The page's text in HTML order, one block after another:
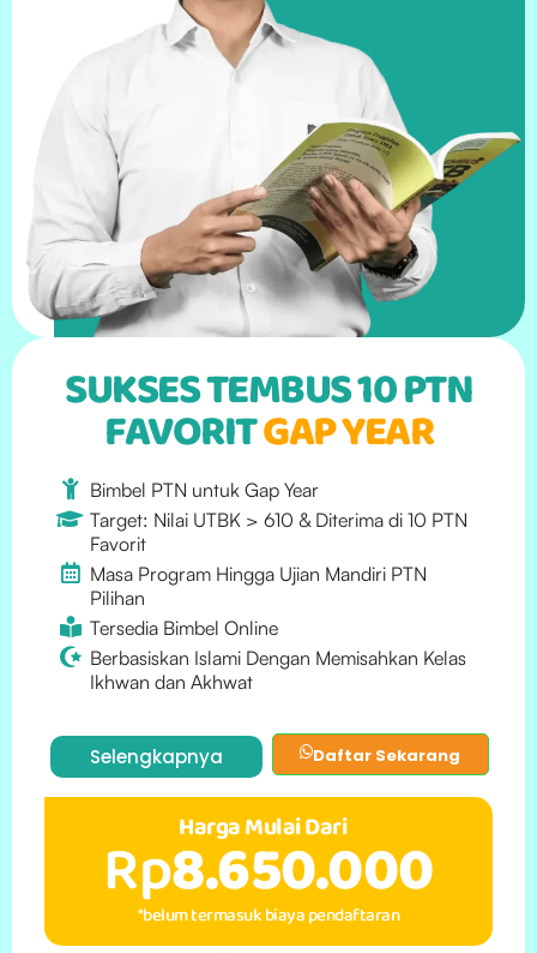
SUKSES TEMBUS 10 PTN
FAVORITGAP YEAR
Bimbel PTN untuk Gap Year
Target: Nilai UTBK > 610 & Diterima di 10 PTN
Favorit
Masa Program Hingga Ujian Mandiri PTN
Pilihan
Tersedia Bimbel Online
Berbasiskan Islami Dengan Memisahkan Kelas
Ikhwan dan Akhwat
Selengkapnya Daftar Sekarang
Harga Mulai Dari
Rp8.650.000
*belum termasuk biaya pendaftaran